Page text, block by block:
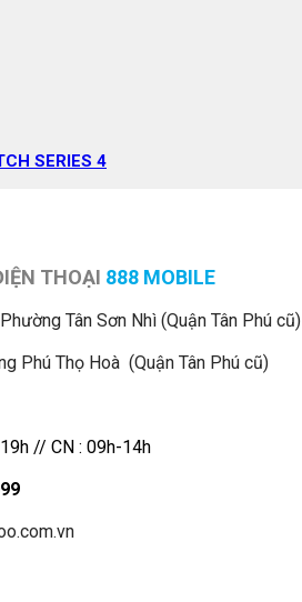
SERIES 4
THOẠI 888 MOBILE
Tân Sơn Nhì (Quận Tân Phú cũ)
Phú Thọ Hoà (Quận Tân Phú cũ)
// CN : 09h-14h